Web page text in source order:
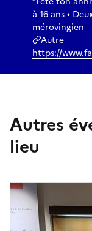
à 16 ans •
mérovingien
Autre
https://
Autres
lieu